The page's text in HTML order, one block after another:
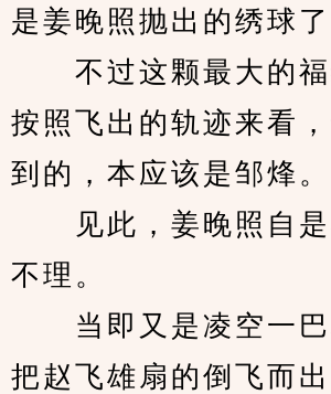
是姜晚照抛出的绣球了
不过这颗最大的福
按照飞出的轨迹来看
到的，本应该是邹烽。
见此，姜晚照自是
不理。
当即又是凌空一巴
把赵飞雄扇的倒飞而出